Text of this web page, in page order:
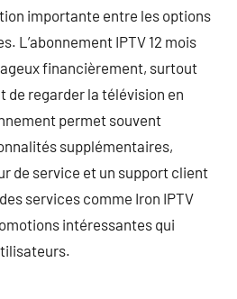
importante entre les options
L’abonnement IPTV 12 mois
financièrement, surtout
de regarder la télévision en
permet souvent
supplémentaires,
de service et un support client
services comme Iron IPTV
intéressantes qui